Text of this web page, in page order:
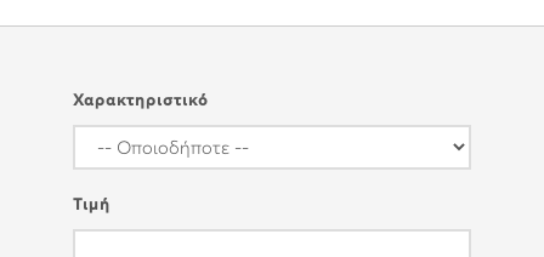
Χαρακτηριστικό
Τιμή